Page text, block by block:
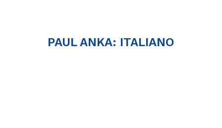
PAUL ANKA: ITALIANO